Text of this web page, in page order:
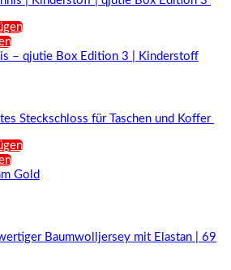
– qjutie Box Edition 3 | Kinderstoff
Gold